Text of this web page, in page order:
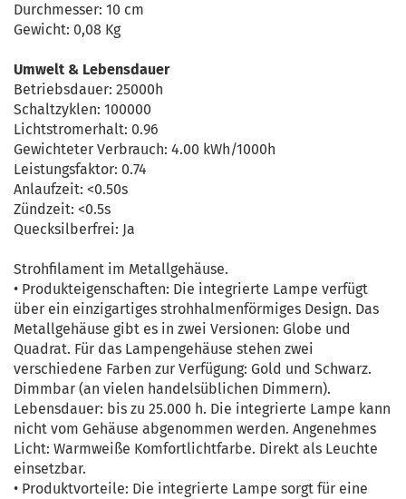
Durchmesser: 10 cm
Gewicht: 0,08 Kg
Umwelt & Lebensdauer
Betriebsdauer: 25000h
Schaltzyklen: 100000
Lichtstromerhalt: 0.96
Gewichteter Verbrauch: 4.00 kWh/1000h
Leistungsfaktor: 0.74
Anlaufzeit: <0.50s
Zündzeit: <0.5s
Quecksilberfrei: Ja
Strohfilament im Metallgehäuse.
• Produkteigenschaften: Die integrierte Lampe verfügt
über ein einzigartiges strohhalmenförmiges Design. Das
Metallgehäuse gibt es in zwei Versionen: Globe und
Quadrat. Für das Lampengehäuse stehen zwei
verschiedene Farben zur Verfügung: Gold und Schwarz.
Dimmbar (an vielen handelsüblichen Dimmern).
Lebensdauer: bis zu 25.000 h. Die integrierte Lampe kann
nicht vom Gehäuse abgenommen werden. Angenehmes
Licht: Warmweiße Komfortlichtfarbe. Direkt als Leuchte
einsetzbar.
• Produktvorteile: Die integrierte Lampe sorgt für eine